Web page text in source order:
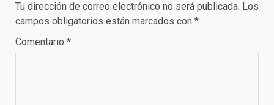
Tu dirección de correo electrónico no será publicada. Los
campos obligatorios están marcados con *
Comentario *